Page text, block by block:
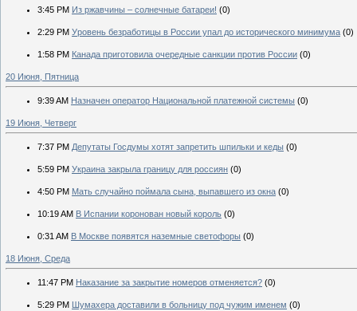
3:45 PM Из ржавчины – солнечные батареи! (0)
2:29 PM Уровень безработицы в России упал до исторического минимума (0)
1:58 PM Канада приготовила очередные санкции против России (0)
20 Июня, Пятница
9:39 AM Назначен оператор Национальной платежной системы (0)
19 Июня, Четверг
7:37 PM Депутаты Госдумы хотят запретить шпильки и кеды (0)
5:59 PM Украина закрыла границу для россиян (0)
4:50 PM Мать случайно поймала сына, выпавшего из окна (0)
10:19 AM В Испании коронован новый король (0)
0:31 AM В Москве появятся наземные светофоры (0)
18 Июня, Среда
11:47 PM Наказание за закрытие номеров отменяется? (0)
5:29 PM Шумахера доставили в больницу под чужим именем (0)